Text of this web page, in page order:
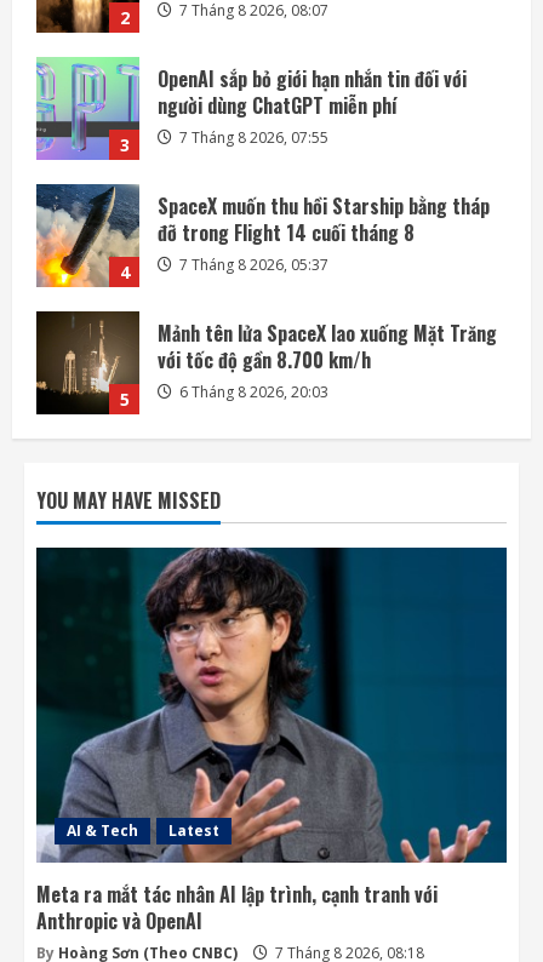
3 7 Tháng 8 2026, 07:55
4
SpaceX muốn thu hồi Starship bằng tháp
đỡ trong Flight 14 cuối tháng 8
7 Tháng 8 2026, 05:37
5
Mảnh tên lửa SpaceX lao xuống Mặt Trăng
với tốc độ gần 8.700 km/h
6 Tháng 8 2026, 20:03
1
Meta ra mắt tác nhân AI lập trình, cạnh
tranh với Anthropic và OpenAI
7 Tháng 8 2026, 08:18
2
Nhật Bản sau 5 tuần trì hoãn
7 Tháng 8 2026, 08:07
OpenAI sắp bỏ giới hạn nhắn tin đối với
người dùng ChatGPT miễn phí
7 Tháng 8 2026, 07:55
4
SpaceX muốn thu hồi Starship bằng tháp
đỡ trong Flight 14 cuối tháng 8
7 Tháng 8 2026, 05:37
YOU MAY HAVE MISSED
AI & Tech Latest
Meta ra mắt tác nhân AI lập trình, cạnh tranh với
Anthropic và OpenAI
By Hoàng Sơn (Theo CNBC) 7 Tháng 8 2026, 08:18